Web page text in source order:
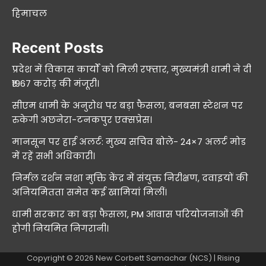
हिमाचल
Recent Posts
प्रदेश में विकास कार्यों को मिली रफ्तार, मुख्यमंत्री धामी ने दी
₹1967 करोड़ की मंजूरी।
सीएम धामी के अनुरोध पर बड़ा फैसला, बनबसा स्टेशन पर
रुकेगी अछनेरा-टनकपुर एक्सप्रेस।
मानसून पर हाई अलर्ट: मुख्य सचिव बोले- 24×7 अलर्ट मोड
में रहें सभी अधिकारी।
निर्मल दर्शन नशा मुक्ति केंद्र में संयुक्त निरीक्षण, दवाइयों की
अनियमितता समेत कई खामियां मिलीं।
धामी सरकार का बड़ा फैसला, PM आवास परियोजनाओं की
होगी नियमित निगरानी।
Copyright © 2026 New Corbett Samachar (NCS) | Rising